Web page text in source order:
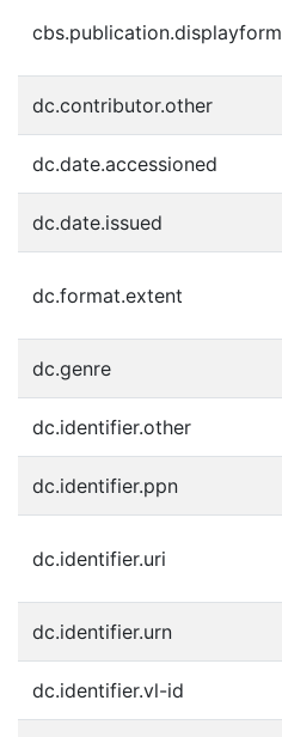
cbs.publication.displayform
dc.contributor.other
dc.date.accessioned
dc.date.issued
dc.format.extent
dc.genre
dc.identifier.other
dc.identifier.ppn
dc.identifier.uri
dc.identifier.urn
dc.identifier.vl-id